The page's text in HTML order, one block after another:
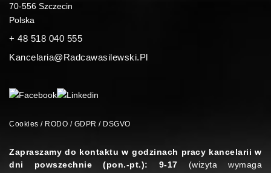
70-556 Szczecin
Polska
+ 48 518 040 555
Kancelaria@radcawasilewski.pl
Cookies / RODO / GDPR / DSGVO
Zapraszamy do kontaktu w godzinach pracy kancelarii w
dni powszechnie (pon.-pt.): 9-17 (wizyta wymaga